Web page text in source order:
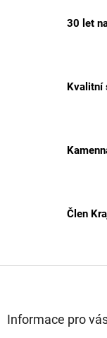
30 let
Kvalitní
Člen
Informace pro